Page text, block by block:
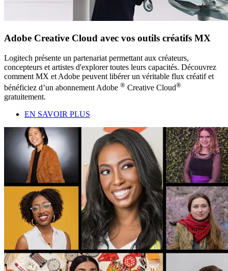
Adobe Creative Cloud avec vos outils créatifs MX
Logitech présente un partenariat permettant aux créateurs,
concepteurs et artistes d'explorer toutes leurs capacités. Découvrez
comment MX et Adobe peuvent libérer un véritable flux créatif et
bénéficiez d’un abonnement Adobe ® Creative Cloud®
gratuitement.
EN SAVOIR PLUS